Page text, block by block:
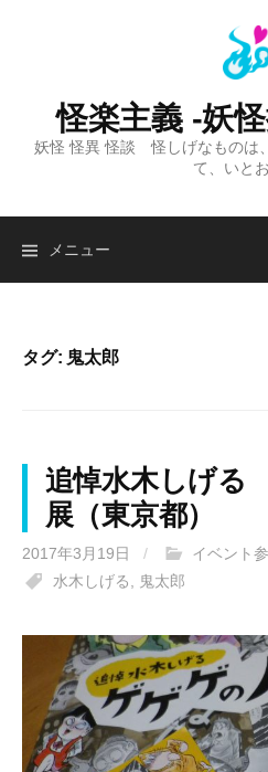
怪楽主義 -妖
妖怪 怪異 怪談 怪しげなものは
て、いと
メニュー
タグ: 鬼太郎
追悼水木しげ
展（東京都）
2017年3月19日 / イベント
水木しげる
鬼太郎